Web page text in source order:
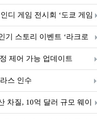
디 게임 전시회 ‘도쿄 게임
기 스토리 이벤트 ‘라크로
트 실시!
제어 가능 업데이트
스 인수
차질, 10억 달러 규모 웨이